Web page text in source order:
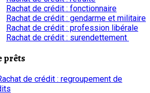
Rachat de crédit : fonctionnaire
Rachat de crédit : gendarme et militaire
Rachat de crédit : profession libérale
Rachat de crédit : surendettement
prêts
de crédit : regroupement de